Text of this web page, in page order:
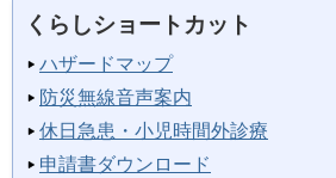
くらしショートカット
ハザードマップ
防災無線音声案内
休日急患・小児時間外診療
申請書ダウンロード